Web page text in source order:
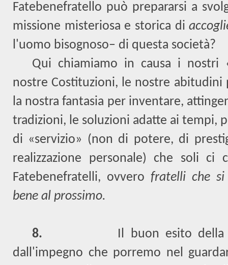
Fatebenefratello può prepararsi a
missione misteriosa e storica di
l'uomo bisognoso– di questa società?
Qui chiamiamo in causa i nostri
nostre Costituzioni, le nostre abitudini
la nostra fantasia per inventare,
tradizioni, le soluzioni adatte ai tempi,
di «servizio» (non di potere, di
realizzazione personale) che soli ci
Fatebenefratelli, ovvero fratelli che si
bene al prossimo.
8.
Il buon esito
dall'impegno che porremo nel